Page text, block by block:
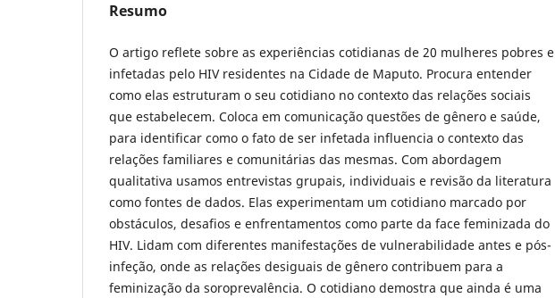
Resumo
O artigo reflete sobre as experiências cotidianas de 20 mulheres pobres e
infetadas pelo HIV residentes na Cidade de Maputo. Procura entender
como elas estruturam o seu cotidiano no contexto das relações sociais
que estabelecem. Coloca em comunicação questões de gênero e saúde,
para identificar como o fato de ser infetada influencia o contexto das
relações familiares e comunitárias das mesmas. Com abordagem
qualitativa usamos entrevistas grupais, individuais e revisão da literatura
como fontes de dados. Elas experimentam um cotidiano marcado por
obstáculos, desafios e enfrentamentos como parte da face feminizada do
HIV. Lidam com diferentes manifestações de vulnerabilidade antes e pós-
infeção, onde as relações desiguais de gênero contribuem para a
feminização da soroprevalência. O cotidiano demostra que ainda é uma